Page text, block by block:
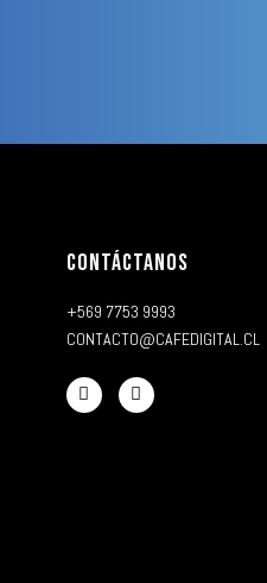
CONTÁCTANOS
+569 7753 9993
CONTACTO@CAFEDIGITAL.CL